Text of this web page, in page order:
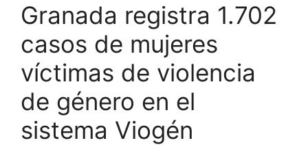
Granada registra 1.702
casos de mujeres
víctimas de violencia
de género en el
sistema Viogén